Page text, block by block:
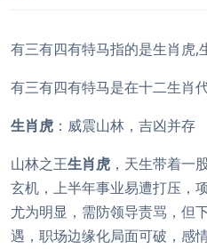
有三有四有特马指的是生肖虎,
有三有四有特马是在十二生肖
生肖虎 ：威震山林，吉凶并存
山林之王生肖虎 ，天生带着一
玄机，上半年事业易遭打压，
尤为明显，需防领导责骂，但
遇，职场边缘化局面可破，感